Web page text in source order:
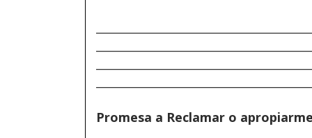
Promesa a Reclamar o apropiarme